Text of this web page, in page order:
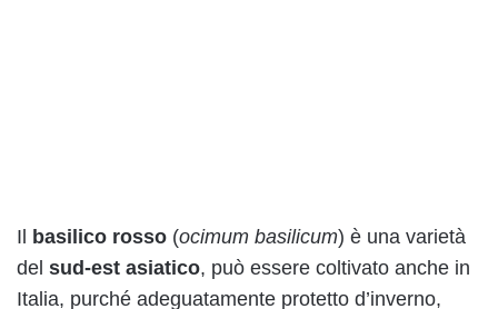
Il basilico rosso (ocimum basilicum) è una varietà
del sud-est asiatico, può essere coltivato anche in
Italia, purché adeguatamente protetto d’inverno,